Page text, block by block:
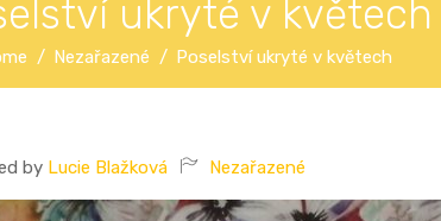
ukryté v květech
Nezařazené Poselství ukryté v květech
by Lucie Blažková Nezařazené